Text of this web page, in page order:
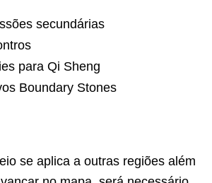
secundárias
para Qi Sheng
Boundary Stones
se aplica a outras regiões além